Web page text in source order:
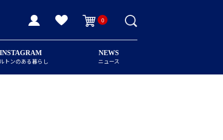
0
INSTAGRAM
トンのある暮らし
NEWS
ニュース